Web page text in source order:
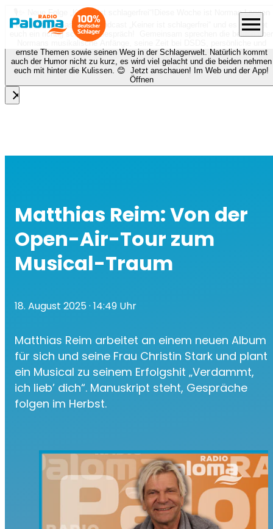
🎙️✨ Neue Folge „Keiner ist schlagerfrei“!
Diese Woche ist Norman Langen
bei Nora zu Gast beim Podcast „Keiner ist schlagerfrei“ und es erwartet
euch ein richtig schönes Gespräch! Gemeinsam sprechen die beiden über
Normans musikalische Anfänge, seine Zeit bei DSDS, persönliche und
ernste Themen sowie seinen Weg in der Schlagerwelt. Natürlich kommt
auch der Humor nicht zu kurz, es wird viel gelacht und die beiden nehmen
euch mit hinter die Kulissen. 😊 Jetzt anschauen! Im Web und der App!
Öffnen
close
menu
Matthias Reim: Von der
Open-Air-Tour zum
Musical-Traum
18. August 2025· 14:49 Uhr
Matthias Reim arbeitet an einem neuen Album
für sich und seine Frau Christin Stark und plant
ein Musical zu seinem Erfolgshit „Verdammt,
ich lieb’ dich“. Manuskript steht, Gespräche
folgen im Herbst.